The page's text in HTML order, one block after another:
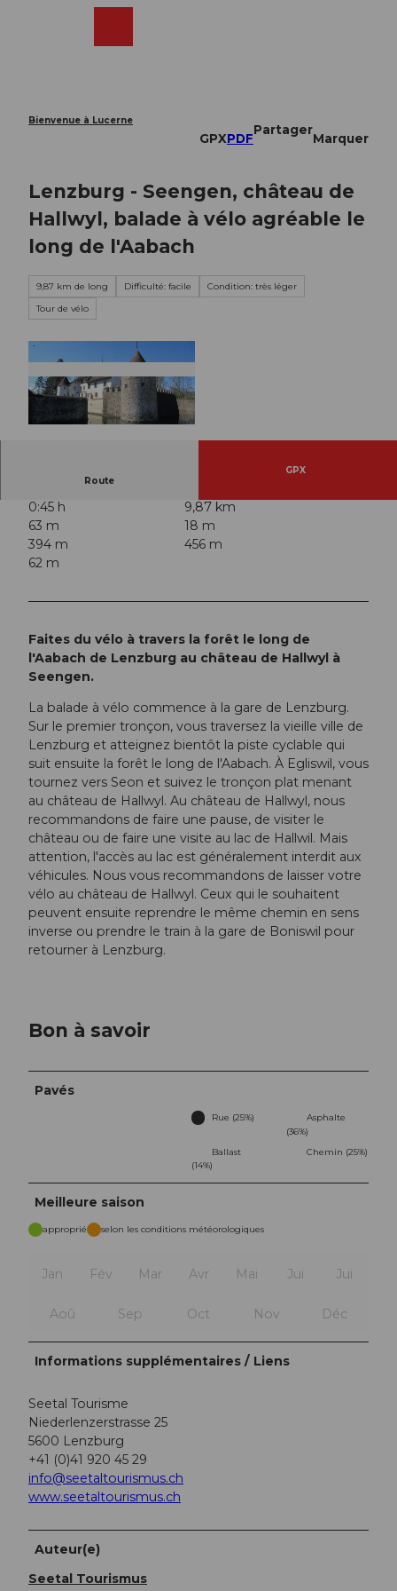
Bienvenue à Lucerne
GPXPDF
Partager
Marquer
Lenzburg - Seengen, château de
Hallwyl, balade à vélo agréable le
long de l'Aabach
9,87 km de long Difficulté: facile
Condition: très léger
Tour de vélo
Route
GPX
0:45 h
9,87 km
63 m
18 m
394 m
456 m
62 m
Faites du vélo à travers la forêt le long de
l'Aabach de Lenzburg au château de Hallwyl à
Seengen.
La balade à vélo commence à la gare de Lenzburg.
Sur le premier tronçon, vous traversez la vieille ville de
Lenzburg et atteignez bientôt la piste cyclable qui
suit ensuite la forêt le long de l'Aabach. À Egliswil, vous
tournez vers Seon et suivez le tronçon plat menant
au château de Hallwyl. Au château de Hallwyl, nous
recommandons de faire une pause, de visiter le
château ou de faire une visite au lac de Hallwil. Mais
attention, l'accès au lac est généralement interdit aux
véhicules. Nous vous recommandons de laisser votre
vélo au château de Hallwyl. Ceux qui le souhaitent
peuvent ensuite reprendre le même chemin en sens
inverse ou prendre le train à la gare de Boniswil pour
retourner à Lenzburg.
Bon à savoir
Pavés
Rue (25%)
Asphalte
(36%)
Ballast
(14%)
Chemin (25%)
Meilleure saison
approprié selon les conditions météorologiques
Jan Fév Mar Avr Mai Jui Jui
Aoû Sep Oct Nov Déc
Informations supplémentaires / Liens
Seetal Tourisme
Niederlenzerstrasse 25
5600 Lenzburg
+41 (0)41 920 45 29
info@seetaltourismus.ch
www.seetaltourismus.ch
Auteur(e)
Seetal Tourismus